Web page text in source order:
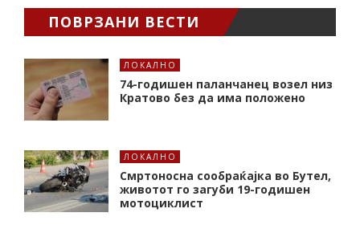
ПОВРЗАНИ ВЕСТИ
ЛОКАЛНО
74-годишен паланчанец возел низ
Кратово без да има положено
ЛОКАЛНО
Смртоносна сообраќајка во Бутел,
животот го загуби 19-годишен
мотоциклист